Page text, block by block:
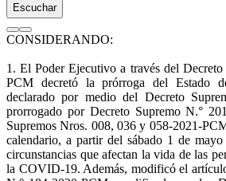
Escuchar
CONSIDERANDO:
1. El Poder Ejecutivo a través del
PCM decretó la prórroga del Estado
declarado por medio del Decreto
prorrogado por Decreto Supremo N.°
Supremos Nros. 008, 036 y 058-2021-
calendario, a partir del sábado 1 de
circunstancias que afectan la vida de las
la COVID-19. Además, modificó el